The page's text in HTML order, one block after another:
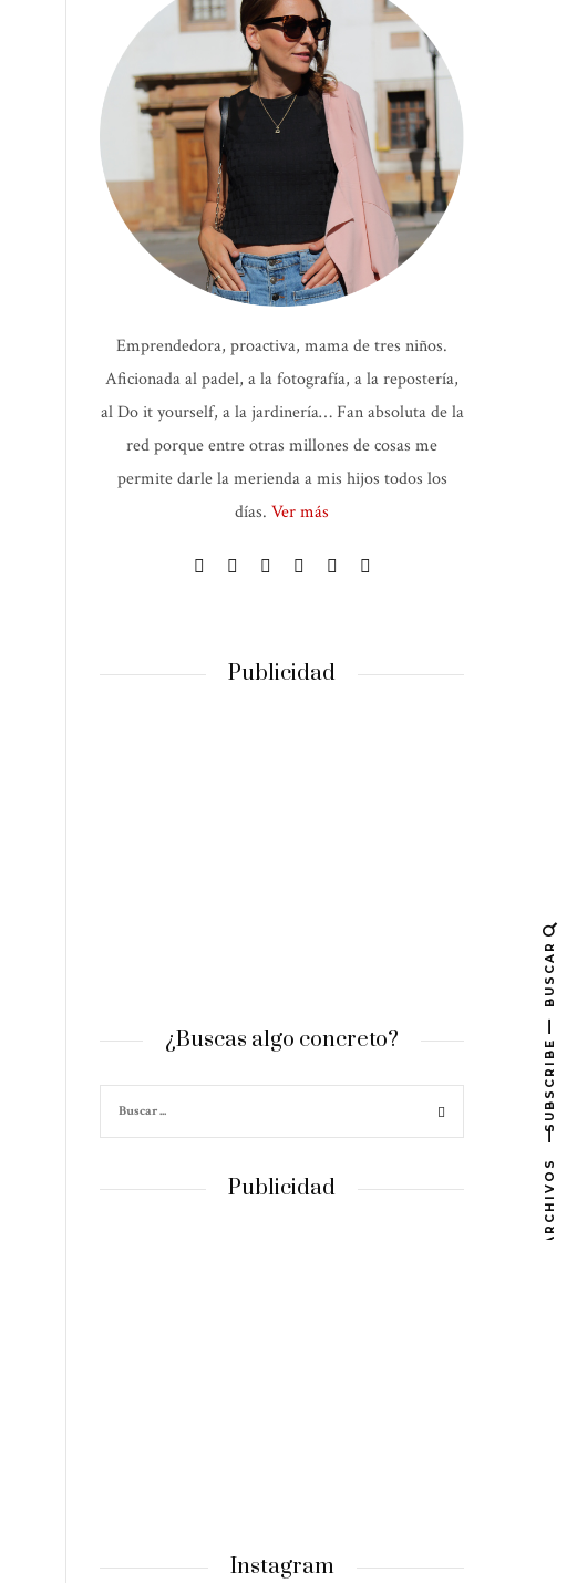
Emprendedora, proactiva, mama de tres niños.
Aficionada al padel, a la fotografía, a la repostería,
al Do it yourself, a la jardinería… Fan absoluta de la
red porque entre otras millones de cosas me
permite darle la merienda a mis hijos todos los
días. Ver más
Publicidad
¿Buscas algo concreto?
Publicidad
Instagram
BUSCAR
SUBSCRIBE
ARCHIVOS